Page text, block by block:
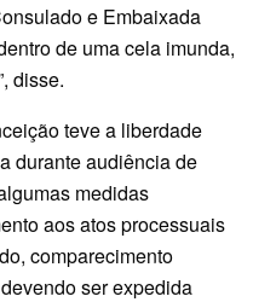
e Embaixada
de uma cela imunda,
disse.
teve a liberdade
durante audiência de
medidas
aos atos processuais
comparecimento
ser expedida